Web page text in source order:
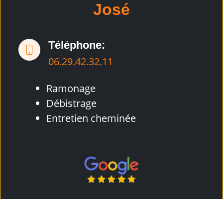
José
Téléphone:
06.29.42.32.11
Ramonage
Débistrage
Entretien cheminée